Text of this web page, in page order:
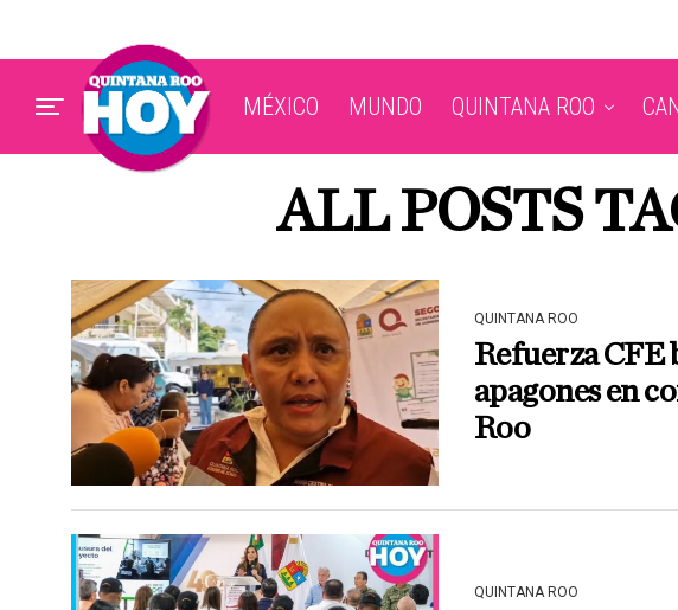
MÉXICO MUNDO QUINTANA ROO
ALL POSTS
QUINTANA ROO
Refuerza CFE
apagones en
Roo
QUINTANA ROO